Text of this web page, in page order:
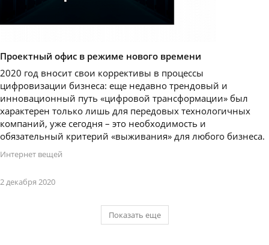
Проектный офис в режиме нового времени
2020 год вносит свои коррективы в процессы
цифровизации бизнеса: еще недавно трендовый и
инновационный путь «цифровой трансформации» был
характерен только лишь для передовых технологичных
компаний, уже сегодня – это необходимость и
обязательный критерий «выживания» для любого бизнеса.
Интернет вещей
2 декабря 2020
Показать еще